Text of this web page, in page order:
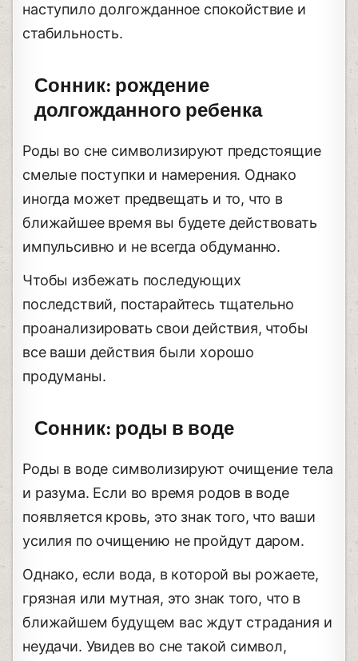
наступило долгожданное спокойствие и
стабильность.
Сонник: рождение
долгожданного ребенка
Роды во сне символизируют предстоящие
смелые поступки и намерения. Однако
иногда может предвещать и то, что в
ближайшее время вы будете действовать
импульсивно и не всегда обдуманно.
Чтобы избежать последующих
последствий, постарайтесь тщательно
проанализировать свои действия, чтобы
все ваши действия были хорошо
продуманы.
Сонник: роды в воде
Роды в воде символизируют очищение тела
и разума. Если во время родов в воде
появляется кровь, это знак того, что ваши
усилия по очищению не пройдут даром.
Однако, если вода, в которой вы рожаете,
грязная или мутная, это знак того, что в
ближайшем будущем вас ждут страдания и
неудачи. Увидев во сне такой символ,